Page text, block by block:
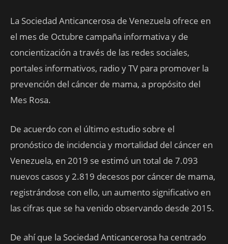
La Sociedad Anticancerosa de Venezuela ofrece en
el mes de Octubre campaña informativa y de
concientización a través de las redes sociales,
portales informativos, radio y TV para promover la
prevención del cáncer de mama, a propósito del
Mes Rosa.
De acuerdo con el último estudio sobre el
pronóstico de incidencia y mortalidad del cáncer en
Venezuela, en 2019 se estimó un total de 7.093
nuevos casos y 2.819 decesos por cáncer de mama,
registrándose con ello, un aumento significativo en
las cifras que se ha venido observando desde 2015.
De ahí que la Sociedad Anticancerosa ha centrado